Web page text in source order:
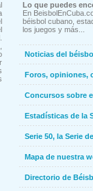
Lo que puedes
En
béisbol cubano,
los juegos y más...
Noticias del
Foros, opiniones,
Concursos sobre
Estadísticas de la
Serie 50, la Serie
Mapa de nuestra
Directorio de